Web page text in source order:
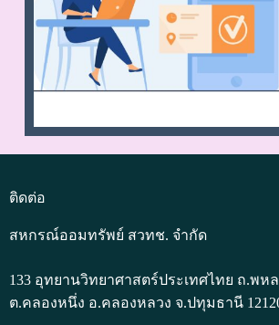
ติดต่อ
สหกรณ์ออมทรัพย์ สวทช. จำกัด
133 อุทยานวิทยาศาสตร์ประเทศไทย ถ.พห
ต.คลองหนึ่ง อ.คลองหลวง จ.ปทุมธานี